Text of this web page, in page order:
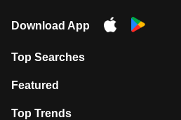
Download App
Top Searches
मुंबई में लगे 'जेन जी' के पोस्टर, लिखा- 'मैं
Featured
10 अगस्त को विधानसभा का घेराव करेंगे
Top Trends